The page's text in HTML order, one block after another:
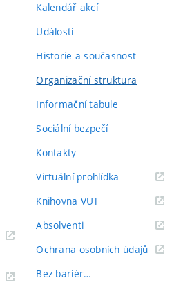
Kalendář akcí
Události
Historie a současnost
Organizační struktura
Informační tabule
Sociální bezpečí
Kontakty
Virtuální prohlídka
Knihovna VUT(externí
Absolventi(externí
Ochrana osobních údajů(externí
Bez bariér…